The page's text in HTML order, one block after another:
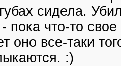
сидела.
пока что-то
оно все-таки
:)